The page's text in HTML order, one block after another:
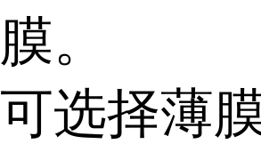
膜。
可选择薄